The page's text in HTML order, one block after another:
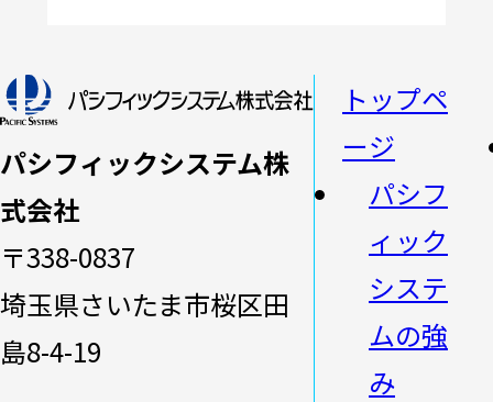
パシフィックシステム株
式会社
〒338-0837
埼玉県さいたま市桜区田
島8-4-19
トップペ
ージ
パシフ
ィック
システ
ムの強
み